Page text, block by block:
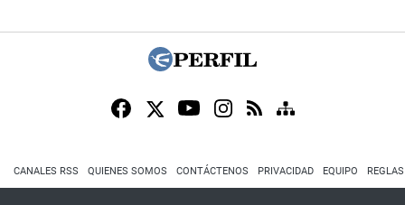
CANALES RSS QUIENES SOMOS CONTÁCTENOS PRIVACIDAD EQUIPO